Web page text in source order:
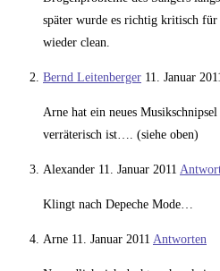
später wurde es richtig kritisch
wieder clean.
Bernd Leitenberger 11. Januar 2011
Arne hat ein neues
verräterisch ist…. (siehe oben)
Alexander 11. Januar 2011
Klingt nach Depeche Mode…
Arne 11. Januar 2011 Antworten